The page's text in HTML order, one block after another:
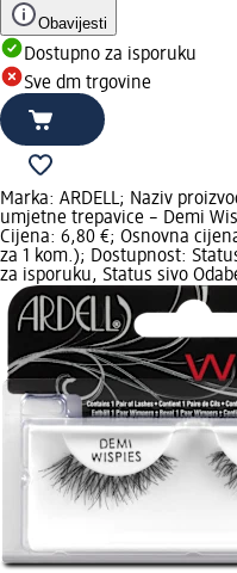
Obavijesti
Dostupno za isporuku
Sve dm trgovine
Marka: ARDELL; Naziv
umjetne trepavice – Demi
Cijena: 6,80 €; Osnovna
za 1 kom.); Dostupnost:
za isporuku, Status sivo